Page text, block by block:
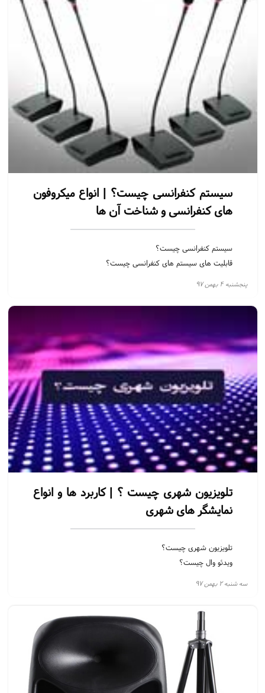
سیستم کنفرانسی چیست؟ | انواع میکروفون
های کنفرانسی و شناخت آن ها
سیستم کنفرانسی چیست؟
قابلیت های سیستم های کنفرانسی چیست؟
پنجشنبه ۴ بهمن ۹۷
تلویزیون شهری چیست ؟ | کاربرد ها و انواع
نمایشگر های شهری
تلویزیون شهری چیست؟
ویدئو وال چیست؟
سه شنبه ۲ بهمن ۹۷